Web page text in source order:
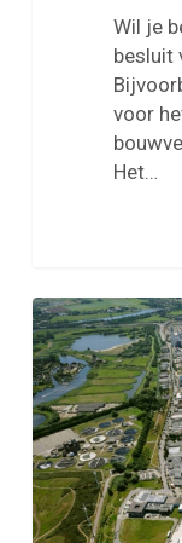
Wil je
besluit
voor
Het…
Opsteker
voor
bedrijventerrein
Waarderpolder